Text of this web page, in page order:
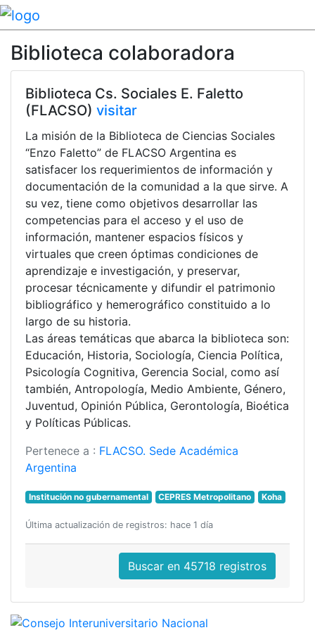
Biblioteca colaboradora
Biblioteca Cs. Sociales E. Faletto
(FLACSO) visitar
La misión de la Biblioteca de Ciencias Sociales
“Enzo Faletto” de FLACSO Argentina es
satisfacer los requerimientos de información y
documentación de la comunidad a la que sirve. A
su vez, tiene como objetivos desarrollar las
competencias para el acceso y el uso de
información, mantener espacios físicos y
virtuales que creen óptimas condiciones de
aprendizaje e investigación, y preservar,
procesar técnicamente y difundir el patrimonio
bibliográfico y hemerográfico constituido a lo
largo de su historia.
Las áreas temáticas que abarca la biblioteca son:
Educación, Historia, Sociología, Ciencia Política,
Psicología Cognitiva, Gerencia Social, como así
también, Antropología, Medio Ambiente, Género,
Juventud, Opinión Pública, Gerontología, Bioética
y Políticas Públicas.
Pertenece a : FLACSO. Sede Académica
Argentina
Institución no gubernamental CEPRES Metropolitano Koha
Última actualización de registros: hace 1 día
Buscar en 45718 registros